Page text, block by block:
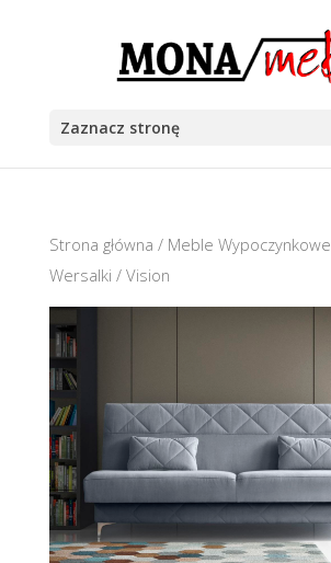
Zaznacz stronę
Strona główna / Meble Wypoczynkowe
Wersalki / Vision